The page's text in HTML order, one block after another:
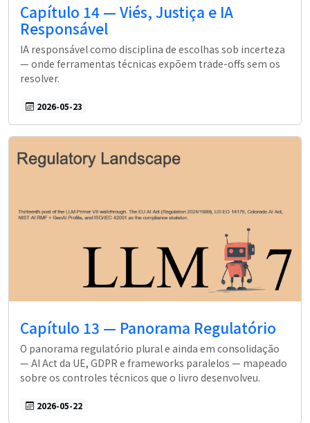
Capítulo 14 — Viés, Justiça e IA
Responsável
IA responsável como disciplina de escolhas sob incerteza
— onde ferramentas técnicas expõem trade-offs sem os
resolver.
2026-05-23
Capítulo 13 — Panorama Regulatório
O panorama regulatório plural e ainda em consolidação
— AI Act da UE, GDPR e frameworks paralelos — mapeado
sobre os controles técnicos que o livro desenvolveu.
2026-05-22